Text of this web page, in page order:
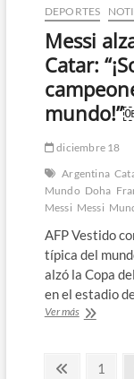
a
Messi
cuando
levanta
la
Copa
del
Mundo
DEPORTES
Messi
Catar:
diciembre 18
Argentina
Mundo Doha
Messi Messi
AFP Vestido
típica del
alzó la Copa
en el estadio
Ver másMessi
Página1